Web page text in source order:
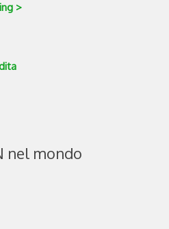
>
nel mondo